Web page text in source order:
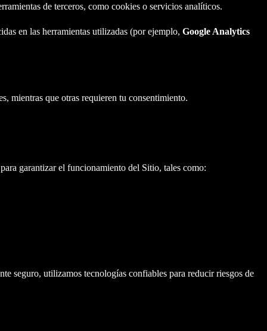
de terceros, como cookies o servicios analíticos.
en las herramientas utilizadas (por ejemplo, Google Analytics
mientras que otras requieren tu consentimiento.
garantizar el funcionamiento del Sitio, tales como:
seguro, utilizamos tecnologías confiables para reducir riesgos de